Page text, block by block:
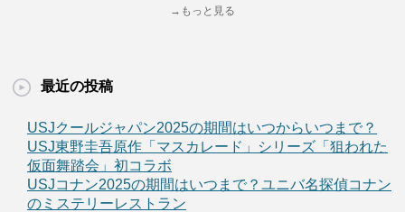
→もっと見る
最近の投稿
USJクールジャパン2025の期間はいつからいつまで？
USJ東野圭吾原作「マスカレード」シリーズ「狙われた
仮面舞踏会」初コラボ
USJコナン2025の期間はいつまで？ユニバ名探偵コナン
のミステリーレストラン